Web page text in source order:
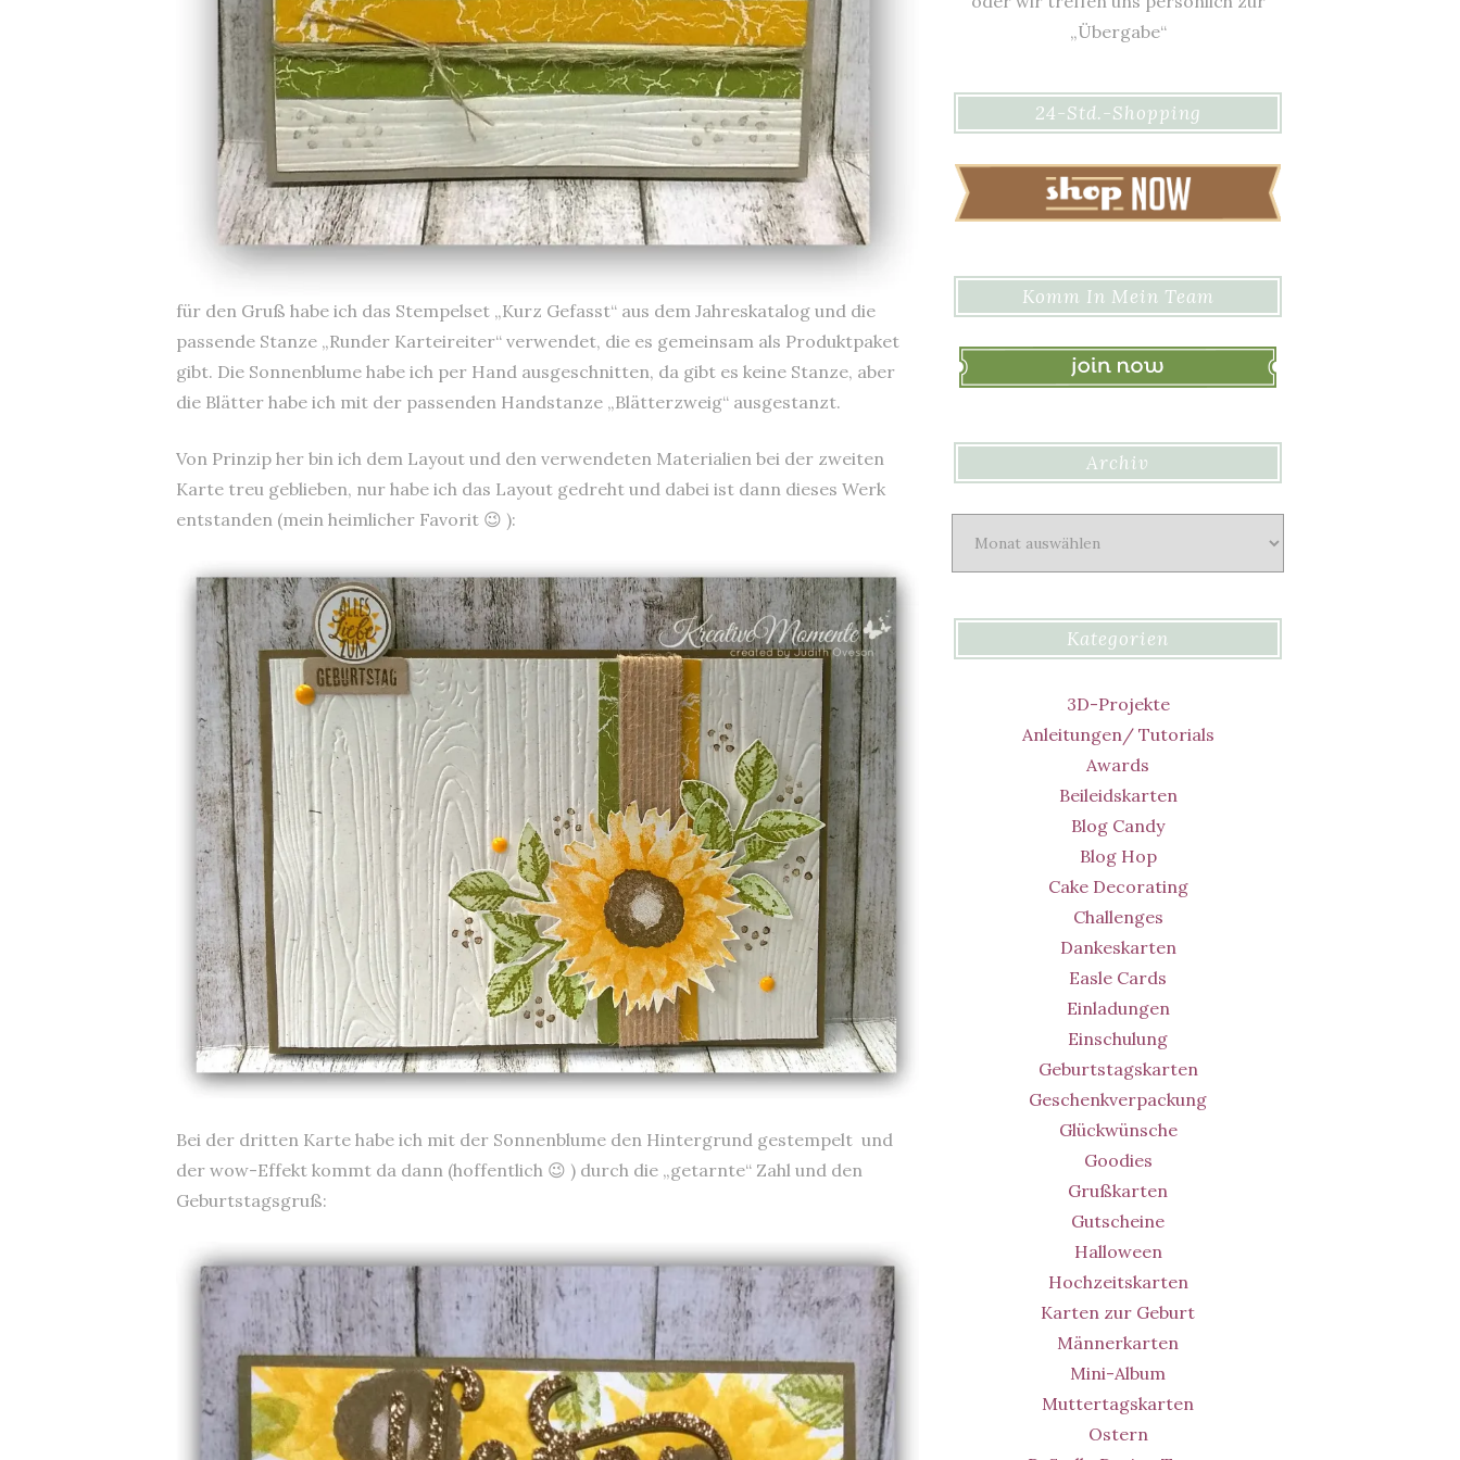
für den Gruß habe ich das Stempelset „Kurz Gefasst“ aus dem Jahreskatalog und die
passende Stanze „Runder Karteireiter“ verwendet, die es gemeinsam als Produktpaket
gibt. Die Sonnenblume habe ich per Hand ausgeschnitten, da gibt es keine Stanze, aber
die Blätter habe ich mit der passenden Handstanze „Blätterzweig“ ausgestanzt.
Von Prinzip her bin ich dem Layout und den verwendeten Materialien bei der zweiten
Karte treu geblieben, nur habe ich das Layout gedreht und dabei ist dann dieses Werk
entstanden (mein heimlicher Favorit 😉 ):
Bei der dritten Karte habe ich mit der Sonnenblume den Hintergrund gestempelt und
der wow-Effekt kommt da dann (hoffentlich 😉 ) durch die „getarnte“ Zahl und den
Geburtstagsgruß:
„Übergabe“
24-Std.-Shopping
Komm In Mein Team
Archiv
Kategorien
3D-Projekte
Anleitungen/ Tutorials
Awards
Beileidskarten
Blog Candy
Blog Hop
Cake Decorating
Challenges
Dankeskarten
Easle Cards
Einladungen
Einschulung
Geburtstagskarten
Geschenkverpackung
Glückwünsche
Goodies
Grußkarten
Gutscheine
Halloween
Hochzeitskarten
Karten zur Geburt
Männerkarten
Mini-Album
Muttertagskarten
Ostern